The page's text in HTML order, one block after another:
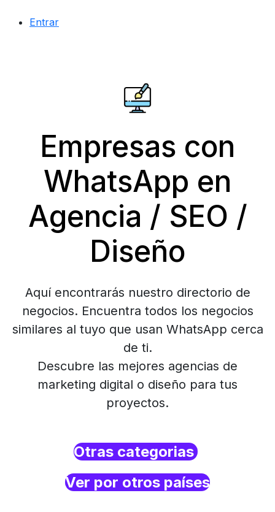
Entrar
Empresas con
WhatsApp en
Agencia / SEO /
Diseño
Aquí encontrarás nuestro directorio de
negocios. Encuentra todos los negocios
similares al tuyo que usan WhatsApp cerca
de ti.
Descubre las mejores agencias de
marketing digital o diseño para tus
proyectos.
Otras categorias
Ver por otros países